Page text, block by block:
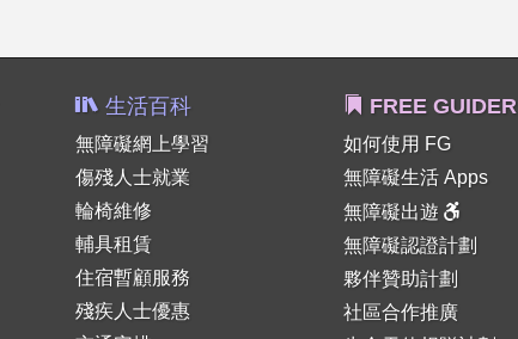
生活百科
無障礙網上學習
傷殘人士就業
輪椅維修
輔具租賃
住宿暫顧服務
殘疾人士優惠
FREE GUIDER
如何使用 FG
無障礙生活 Apps
無障礙出遊
無障礙認證計劃
夥伴贊助計劃
社區合作推廣